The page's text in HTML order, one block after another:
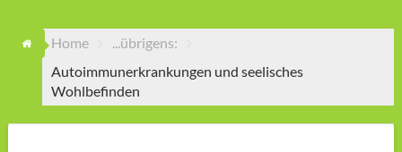
Home
...übrigens:
Autoimmunerkrankungen und seelisches
Wohlbefinden